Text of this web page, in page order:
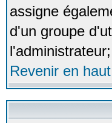
assigne
d'un groupe
Revenir en